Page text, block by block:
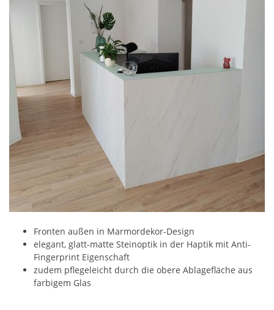
Fronten außen in Marmordekor-Design
elegant, glatt-matte Steinoptik in der Haptik mit Anti-
Fingerprint Eigenschaft
zudem pflegeleicht durch die obere Ablagefläche aus
farbigem Glas